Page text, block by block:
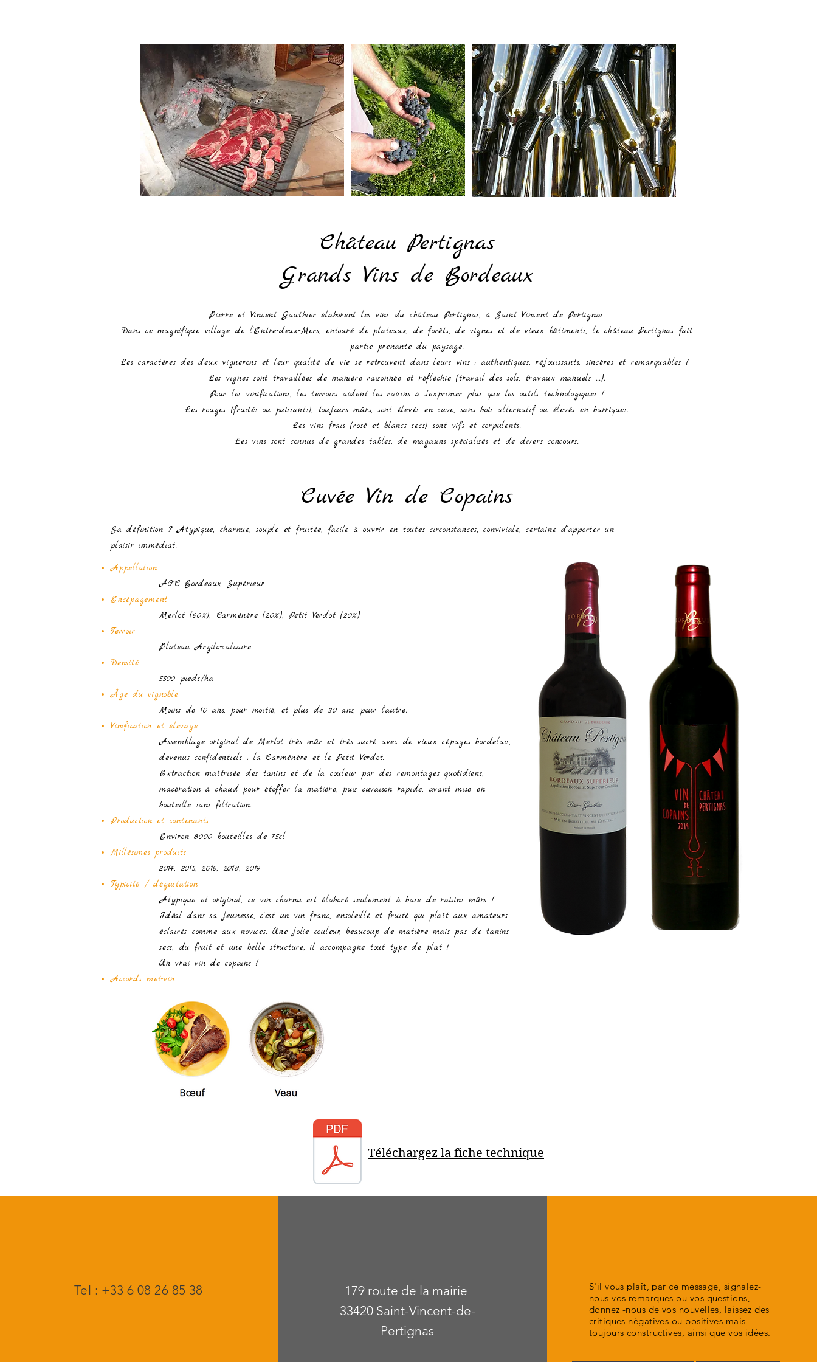
Château Pertignas
Grands Vins de Bordeaux
Pierre et Vincent Gauthier élaborent les vins du château Pertignas, à Saint Vincent de Pertignas.
Dans ce magnifique village de l'Entre-deux-Mers, entouré de plateaux, de forêts, de vignes et de vieux bâtiments, le château Pertignas fait
partie prenante du paysage.
Les caractères des deux vignerons et leur qualité de vie se retrouvent dans leurs vins : authentiques, réjouissants, sincères et remarquables !
Les vignes sont travaillées de manière raisonnée et réfléchie (travail des sols, travaux manuels ...).
Pour les vinifications, les terroirs aident les raisins à s'exprimer plus que les outils technologiques !
Les rouges (fruités ou puissants), toujours mûrs, sont élevés en cuve, sans bois alternatif ou élevés en barriques.
Les vins frais (rosé et blancs secs) sont vifs et corpulents.
Les vins sont connus de grandes tables, de magasins spécialisés et de divers concours.
Cuvée Vin de Copains
Sa définition ? Atypique, charnue, souple et fruitée, facile à ouvrir en toutes circonstances, conviviale, certaine d'apporter un
plaisir immédiat.
Appellation
AOC Bordeaux Supérieur
Encépagement
Merlot (60%), Carménère (20%), Petit Verdot (20%)
Terroir
Plateau Argilo-calcaire
Densité
5500 pieds/ha
​Âge du vignoble
Moins de 10 ans, pour moitié, et plus de 30 ans, pour l'autre.
Vinification et élevage
Assemblage original de Merlot très mûr et très sucré avec de vieux cépages bordelais,
devenus confidentiels : la Carménère et le Petit Verdot.
Extraction maîtrisée des tanins et de la couleur par des remontages quotidiens,
macération à chaud pour étoffer la matière, puis cuvaison rapide, avant mise en
bouteille sans filtration.
Production et contenants
Environ 8000 bouteilles de 75cl
Millésimes produits
2014, 2015, 2016, 2018, 2019
Typicité / dégustation
Atypique et original, ce vin charnu est élaboré seulement à base de raisins mûrs !
Idéal dans sa jeunesse, c'est un vin franc, ensoleillé et fruité qui plaît aux amateurs
éclairés comme aux novices. Une jolie couleur, beaucoup de matière mais pas de tanins
secs, du fruit et une belle structure, il accompagne tout type de plat !
Un vrai vin de copains !
Accords met-vin
Téléchargez la fiche technique
Tel : +33 6 08 26 85 38
179 route de la mairie
33420 Saint-Vincent-de-
Pertignas
S'il vous plaît, par ce message, signalez-
nous vos remarques ou vos questions,
donnez -nous de vos nouvelles, laissez des
critiques négatives ou positives mais
toujours constructives, ainsi que vos idées.